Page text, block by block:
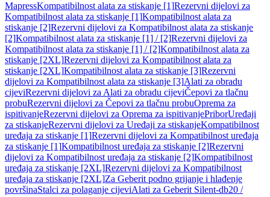
MapressKompatibilnost alata za stiskanje [1]Rezervni dijelovi za
Kompatibilnost alata za stiskanje [1]Kompatibilnost alata za
stiskanje [2]Rezervni dijelovi za Kompatibilnost alata za stiskanje
[2]Kompatibilnost alata za stiskanje [1] / [2]Rezervni dijelovi za
Kompatibilnost alata za stiskanje [1] / [2]Kompatibilnost alata za
stiskanje [2XL]Rezervni dijelovi za Kompatibilnost alata za
stiskanje [2XL]Kompatibilnost alata za stiskanje [3]Rezervni
dijelovi za Kompatibilnost alata za stiskanje [3]Alati za obradu
cijeviRezervni dijelovi za Alati za obradu cijeviČepovi za tlačnu
probuRezervni dijelovi za Čepovi za tlačnu probuOprema za
ispitivanjeRezervni dijelovi za Oprema za ispitivanjePriborUređaji
za stiskanjeRezervni dijelovi za Uređaji za stiskanjeKompatibilnost
uređaja za stiskanje [1]Rezervni dijelovi za Kompatibilnost uređaja
za stiskanje [1]Kompatibilnost uređaja za stiskanje [2]Rezervni
dijelovi za Kompatibilnost uređaja za stiskanje [2]Kompatibilnost
uređaja za stiskanje [2XL]Rezervni dijelovi za Kompatibilnost
uređaja za stiskanje [2XL]Za Geberit podno grijanje i hlađenje
površinaStalci za polaganje cijeviAlati za Geberit Silent-db20 /